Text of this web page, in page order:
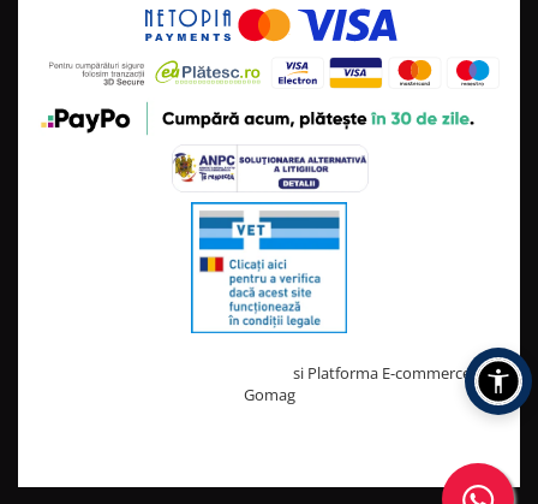
si Platforma E-commerce by
Gomag